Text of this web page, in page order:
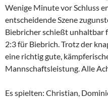
Wenige Minute vor Schluss
entscheidende Szene
Biebricher schießt unhaltbar
2:3 für Biebrich. Trotz der
eine richtig gute,
Mannschaftsleistung. Alle
Es spielten: Christian,